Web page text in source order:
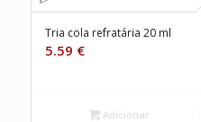
Tria cola refratária 20 ml
5.59 €
Adicionar